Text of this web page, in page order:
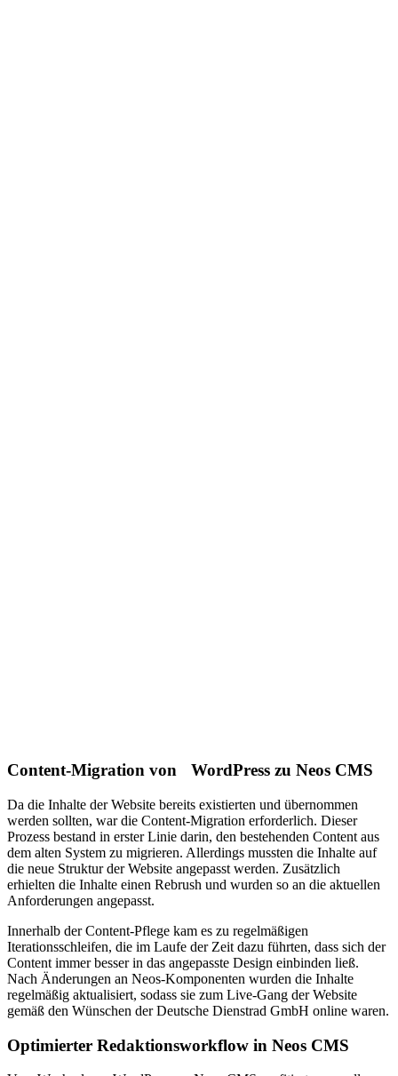
Content-Migration von WordPress zu Neos CMS
Da die Inhalte der Website bereits existierten und übernommen
werden sollten, war die Content-Migration erforderlich. Dieser
Prozess bestand in erster Linie darin, den bestehenden Content aus
dem alten System zu migrieren. Allerdings mussten die Inhalte auf
die neue Struktur der Website angepasst werden. Zusätzlich
erhielten die Inhalte einen Rebrush und wurden so an die aktuellen
Anforderungen angepasst.
Innerhalb der Content-Pflege kam es zu regelmäßigen
Iterationsschleifen, die im Laufe der Zeit dazu führten, dass sich der
Content immer besser in das angepasste Design einbinden ließ.
Nach Änderungen an Neos-Komponenten wurden die Inhalte
regelmäßig aktualisiert, sodass sie zum Live-Gang der Website
gemäß den Wünschen der Deutsche Dienstrad GmbH online waren.
Optimierter Redaktionsworkflow in Neos CMS